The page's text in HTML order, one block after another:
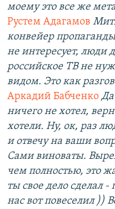
моему это все же
Рустем Адагамов
конвейер
не интересует, люди
российское ТВ не
видом. Это как
Аркадий Бабченко Да
ничего не хотел,
хотели. Ну, ок, раз
и отвечу на ваши
Сами виноваты.
чем полностью, это
ты свое дело сделал
нас вот повеселил ))